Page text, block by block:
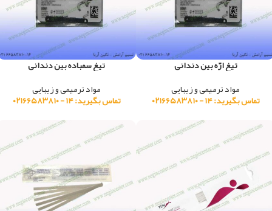
تیغ ارّه بین دندانی
مواد ترمیمی و زیبایی
تماس بگیرید: ۱۴ - ۰۲۱۶۶۵۸۳۸۱۰
تیغ سمباده بین دندانی
مواد ترمیمی و زیبایی
تماس بگیرید: ۱۴ - ۰۲۱۶۶۵۸۳۸۱۰